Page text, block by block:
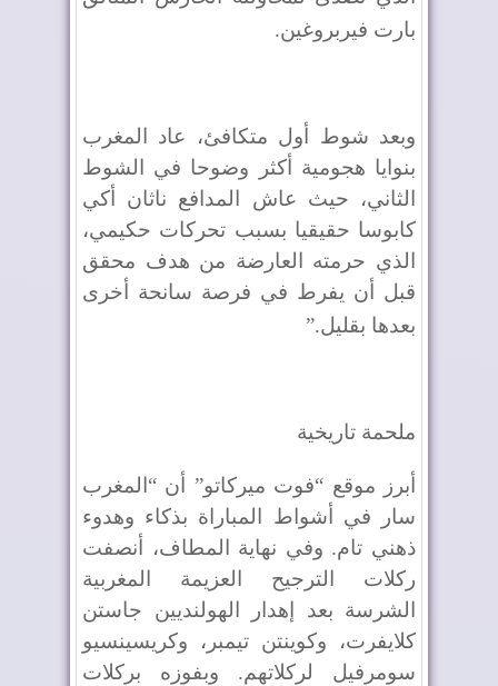
بارت فيربروغين.
وبعد شوط أول متكافئ، عاد المغرب
بنوايا هجومية أكثر وضوحا في الشوط
الثاني، حيث عاش المدافع ناثان أكي
كابوسا حقيقيا بسبب تحركات حكيمي،
الذي حرمته العارضة من هدف محقق
قبل أن يفرط في فرصة سانحة أخرى
بعدها بقليل”.
ملحمة تاريخية
أبرز موقع “فوت ميركاتو” أن “المغرب
سار في أشواط المباراة بذكاء وهدوء
ذهني تام. وفي نهاية المطاف، أنصفت
ركلات الترجيح العزيمة المغربية
الشرسة بعد إهدار الهولنديين جاستن
كلايفرت، وكوينتن تيمبر، وكريسينسيو
سومرفيل لركلاتهم. وبفوزه بركلات